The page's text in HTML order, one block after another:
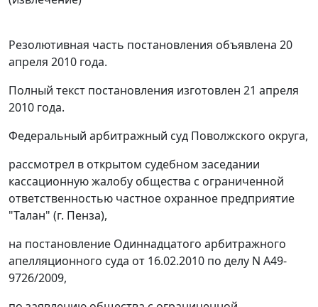
Резолютивная часть постановления объявлена 20
апреля 2010 года.
Полный текст постановления изготовлен 21 апреля
2010 года.
Федеральный арбитражный суд Поволжского округа,
рассмотрел в открытом судебном заседании
кассационную жалобу общества с ограниченной
ответственностью частное охранное предприятие
"Талан" (г. Пенза),
на постановление Одиннадцатого арбитражного
апелляционного суда от 16.02.2010 по делу N А49-
9726/2009,